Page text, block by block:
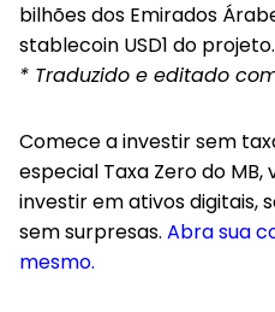
bilhões dos Emirados
stablecoin USD1 do projeto.
* Traduzido e editado
Comece a investir sem
especial Taxa Zero do
investir em ativos digitais,
sem surpresas. Abra sua
mesmo.